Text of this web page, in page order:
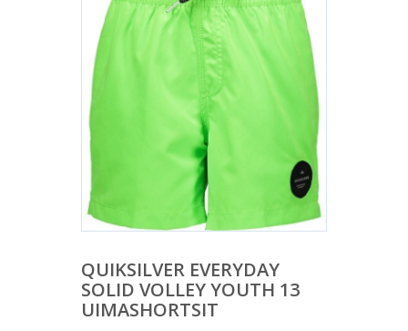
QUIKSILVER EVERYDAY
SOLID VOLLEY YOUTH 13
UIMASHORTSIT